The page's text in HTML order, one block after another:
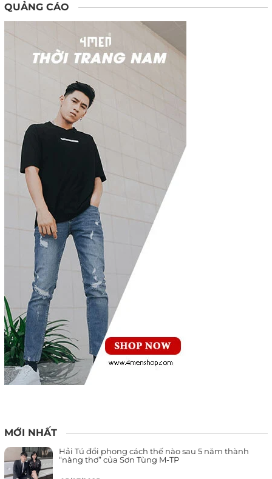
QUẢNG CÁO
MỚI NHẤT
Hải Tú đổi phong cách thế nào sau 5 năm thành
“nàng thơ” của Sơn Tùng M-TP